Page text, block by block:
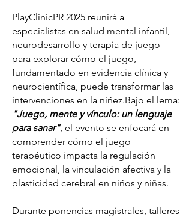
PlayClinicPR 2025 reunirá a
especialistas en salud mental infantil,
neurodesarrollo y terapia de juego
para explorar cómo el juego,
fundamentado en evidencia clínica y
neurocientífica, puede transformar las
intervenciones en la niñez.Bajo el lema:
"Juego, mente y vínculo: un lenguaje
para sanar", el evento se enfocará en
comprender cómo el juego
terapéutico impacta la regulación
emocional, la vinculación afectiva y la
plasticidad cerebral en niños y niñas.
Durante ponencias magistrales, talleres